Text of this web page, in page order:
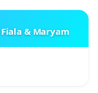
& Maryam